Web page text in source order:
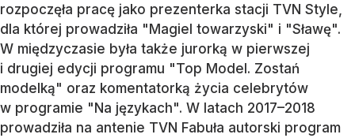
rozpoczęła pracę jako prezenterka stacji TVN Style,
dla której prowadziła "Magiel towarzyski" i "Sławę".
W międzyczasie była także jurorką w pierwszej
i drugiej edycji programu "Top Model. Zostań
modelką" oraz komentatorką życia celebrytów
w programie "Na językach". W latach 2017–2018
prowadziła na antenie TVN Fabuła autorski program